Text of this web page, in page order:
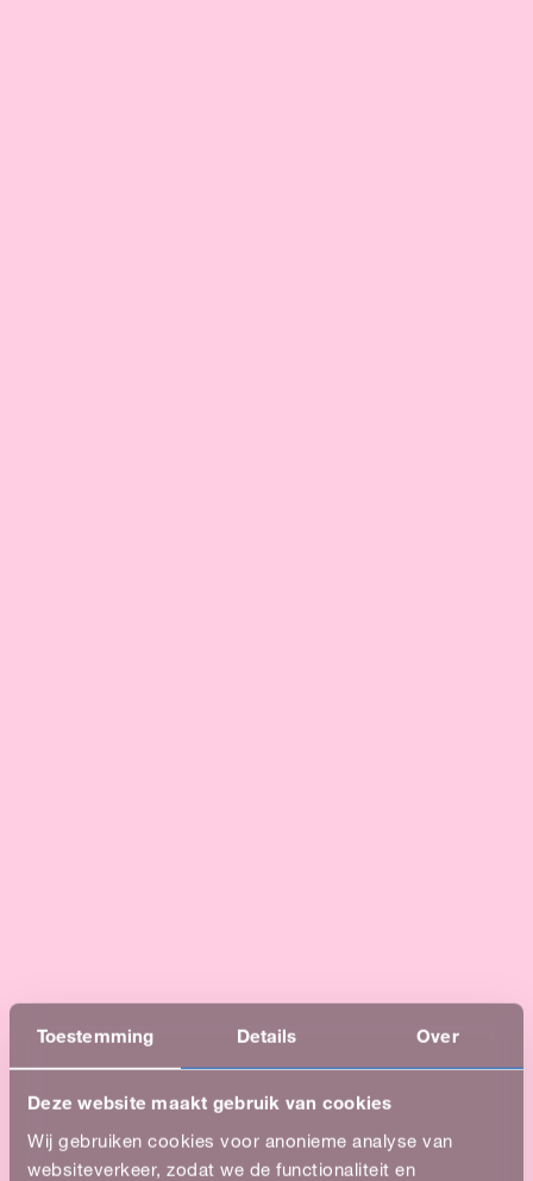
Toestemming Details Over
Deze website maakt gebruik van cookies
Wij gebruiken cookies voor anonieme analyse van
websiteverkeer, zodat we de functionaliteit en